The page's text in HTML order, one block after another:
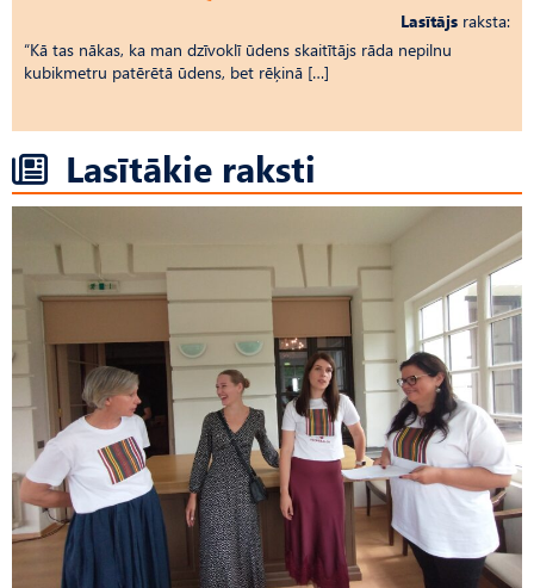
Lasītājs raksta:
“Kā tas nākas, ka man dzīvoklī ūdens skaitītājs rāda nepilnu
kubikmetru patērētā ūdens, bet rēķinā […]
Lasītākie raksti